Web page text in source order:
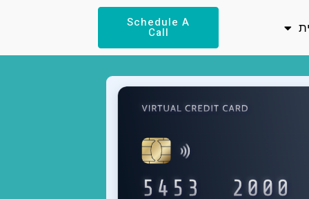
Schedule A
Call